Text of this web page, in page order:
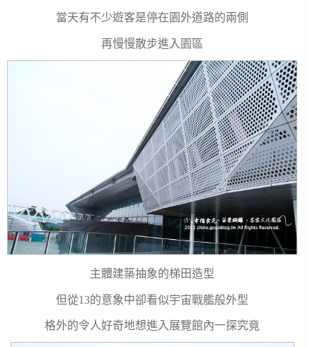
當天有不少遊客是停在園外道路的兩側
再慢慢散步進入園區
主體建築抽象的梯田造型
但從13的意象中卻看似宇宙戰艦般外型
格外的令人好奇地想進入展覽館內一探究竟